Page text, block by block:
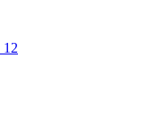
12